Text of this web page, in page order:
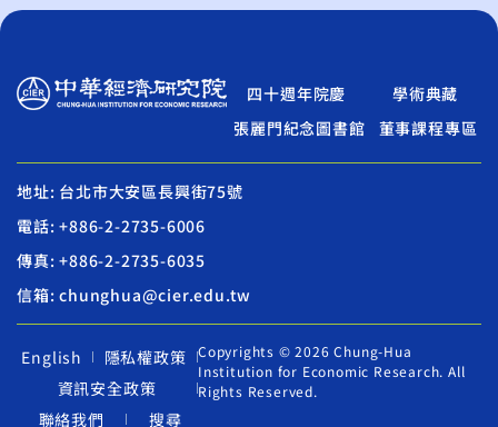
四十週年院慶
學術典藏
張麗門紀念圖書館
董事課程專區
地址: 台北市大安區長興街75號
電話: +886-2-2735-6006
傳真: +886-2-2735-6035
信箱: chunghua@cier.edu.tw
English
隱私權政策
資訊安全政策
聯絡我們
搜尋
Copyrights © 2026 Chung-Hua
Institution for Economic Research. All
Rights Reserved.